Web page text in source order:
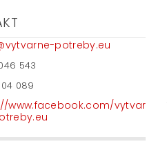
vytvarne-potreby.eu
543
089
www.facebook.com/vytvar